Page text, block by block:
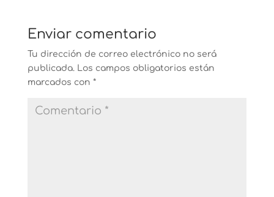
Enviar comentario
Tu dirección de correo electrónico no será
publicada. Los campos obligatorios están
marcados con *